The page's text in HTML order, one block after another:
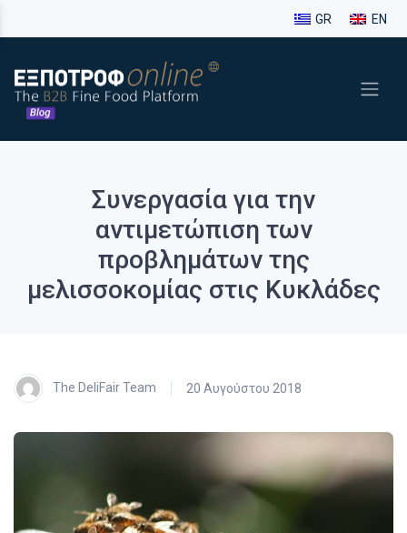
GR EN
Συνεργασία για την
αντιμετώπιση των
προβλημάτων της
μελισσοκομίας στις Κυκλάδες
The DeliFair Team 20 Αυγούστου 2018